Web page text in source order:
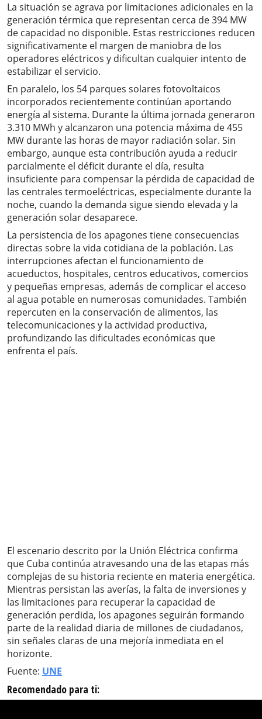
La situación se agrava por limitaciones adicionales en la
generación térmica que representan cerca de 394 MW
de capacidad no disponible. Estas restricciones reducen
significativamente el margen de maniobra de los
operadores eléctricos y dificultan cualquier intento de
estabilizar el servicio.
En paralelo, los 54 parques solares fotovoltaicos
incorporados recientemente continúan aportando
energía al sistema. Durante la última jornada generaron
3.310 MWh y alcanzaron una potencia máxima de 455
MW durante las horas de mayor radiación solar. Sin
embargo, aunque esta contribución ayuda a reducir
parcialmente el déficit durante el día, resulta
insuficiente para compensar la pérdida de capacidad de
las centrales termoeléctricas, especialmente durante la
noche, cuando la demanda sigue siendo elevada y la
generación solar desaparece.
La persistencia de los apagones tiene consecuencias
directas sobre la vida cotidiana de la población. Las
interrupciones afectan el funcionamiento de
acueductos, hospitales, centros educativos, comercios
y pequeñas empresas, además de complicar el acceso
al agua potable en numerosas comunidades. También
repercuten en la conservación de alimentos, las
telecomunicaciones y la actividad productiva,
profundizando las dificultades económicas que
enfrenta el país.
El escenario descrito por la Unión Eléctrica confirma
que Cuba continúa atravesando una de las etapas más
complejas de su historia reciente en materia energética.
Mientras persistan las averías, la falta de inversiones y
las limitaciones para recuperar la capacidad de
generación perdida, los apagones seguirán formando
parte de la realidad diaria de millones de ciudadanos,
sin señales claras de una mejoría inmediata en el
horizonte.
Fuente: UNE
Recomendado para ti: